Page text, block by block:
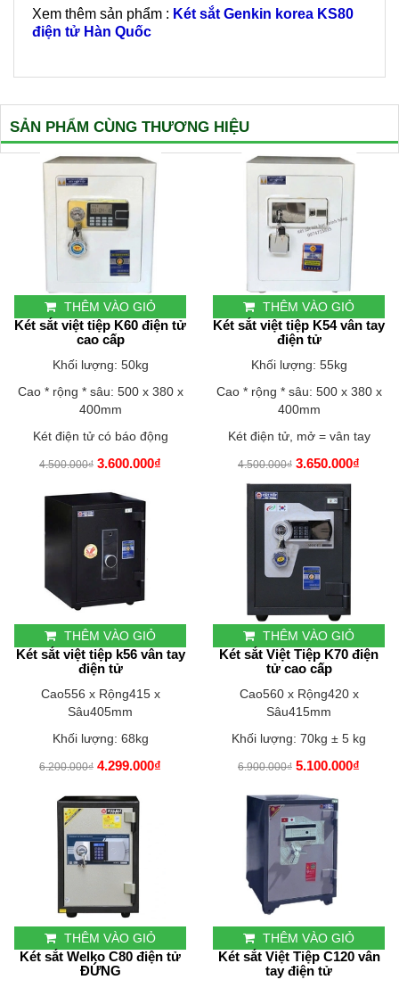
Xem thêm sản phẩm : Két sắt Genkin korea KS80
điện tử Hàn Quốc
SẢN PHẨM CÙNG THƯƠNG HIỆU
THÊM VÀO GIỎ
Két sắt việt tiệp K60 điện tử
cao cấp
Khối lượng: 50kg
Cao * rộng * sâu: 500 x 380 x
400mm
Két điện tử có báo động
4.500.000₫ 3.600.000₫
THÊM VÀO GIỎ
Két sắt việt tiệp K54 vân tay
điện tử
Khối lượng: 55kg
Cao * rộng * sâu: 500 x 380 x
400mm
Két điện tử, mở = vân tay
4.500.000₫ 3.650.000₫
THÊM VÀO GIỎ
Két sắt việt tiệp k56 vân tay
điện tử
Cao556 x Rộng415 x
Sâu405mm
Khối lượng: 68kg
6.200.000₫ 4.299.000₫
THÊM VÀO GIỎ
Két sắt Việt Tiệp K70 điện
tử cao cấp
Cao560 x Rộng420 x
Sâu415mm
Khối lượng: 70kg ± 5 kg
6.900.000₫ 5.100.000₫
THÊM VÀO GIỎ
Két sắt Welko C80 điện tử
ĐỨNG
THÊM VÀO GIỎ
Két sắt Việt Tiệp C120 vân
tay điện tử